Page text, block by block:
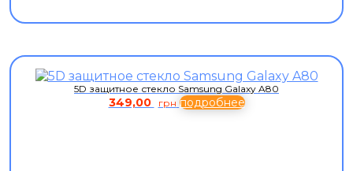
5D защитное стекло Samsung Galaxy A80
349,00 грн подробнее